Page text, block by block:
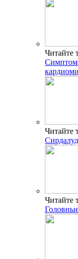
Читайте
Читайте
Читайте